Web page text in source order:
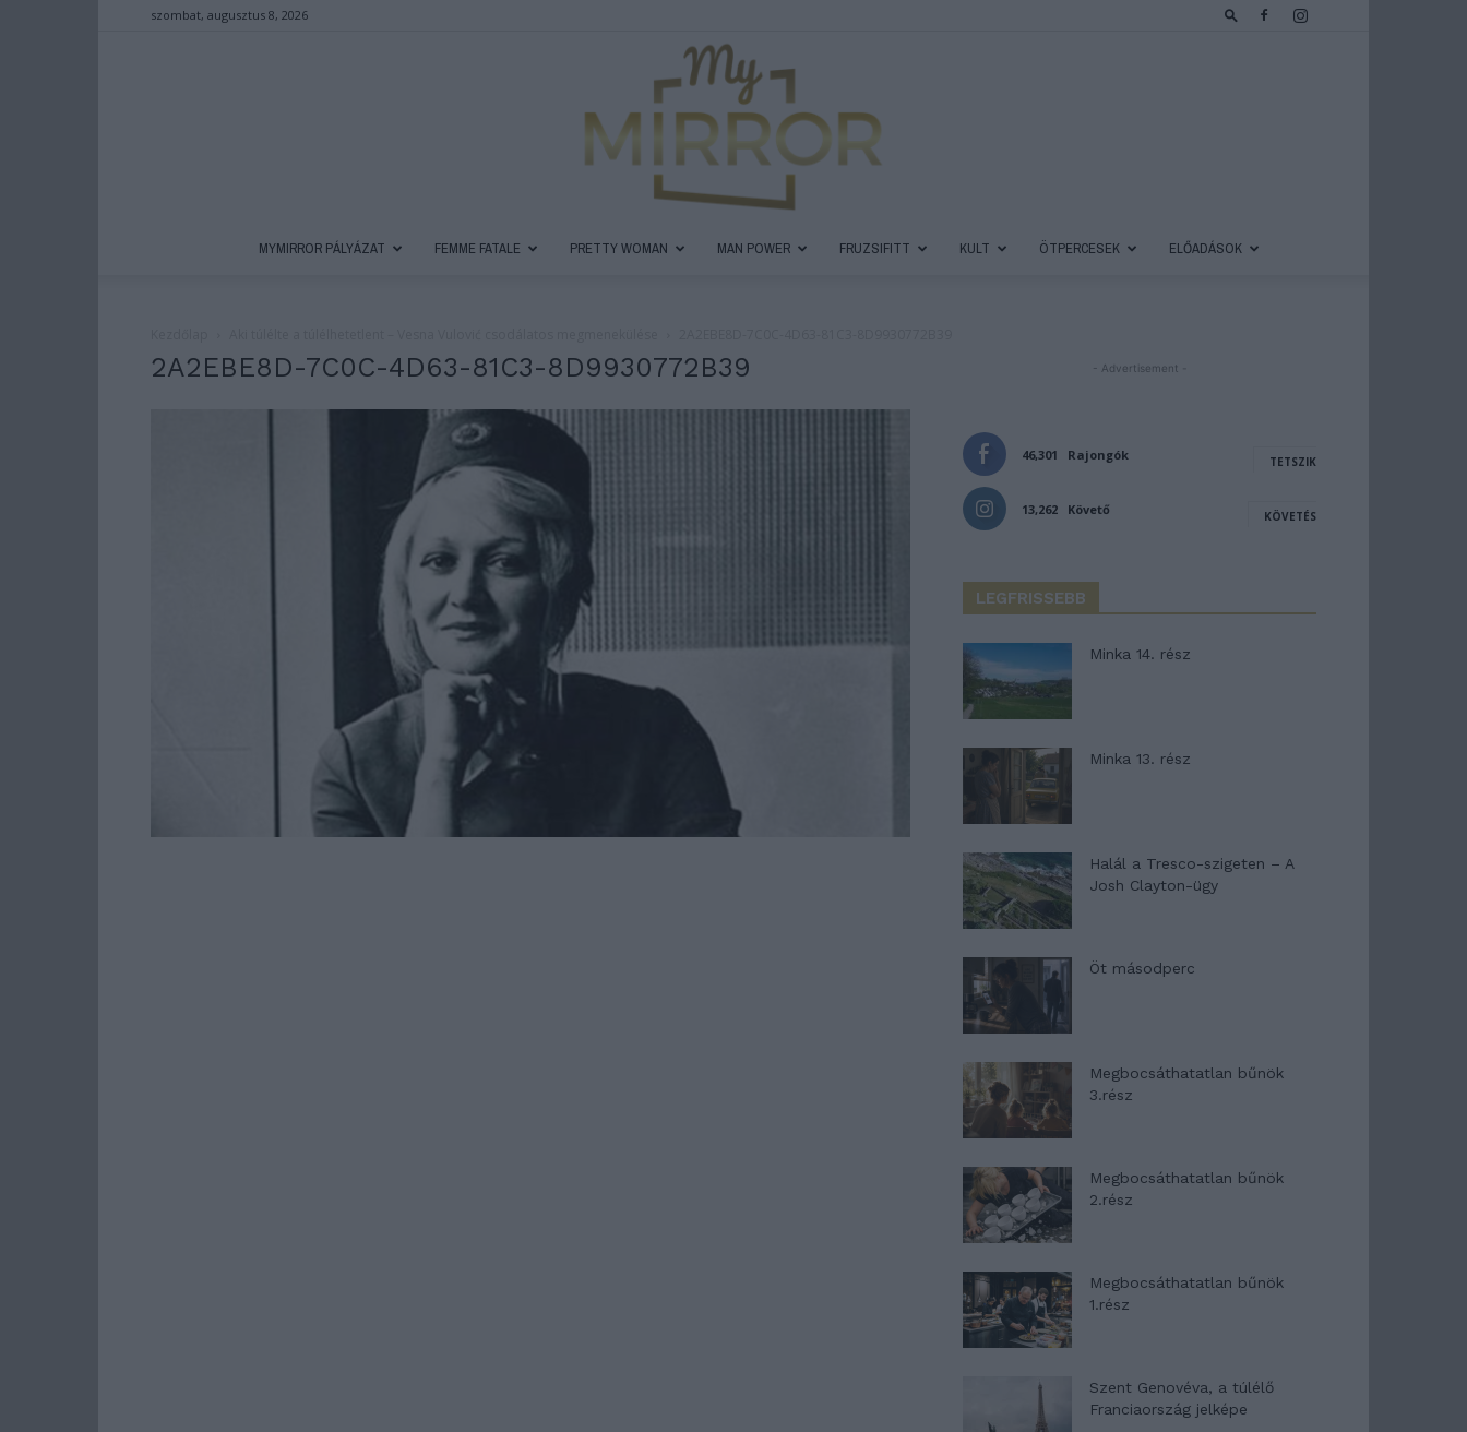
szombat, augusztus 8, 2026
MYMIRROR PÁLYÁZAT FEMME FATALE PRETTY WOMAN MAN POWER FRUZSIFITT KULT ÖTPERCESEK ELŐADÁSOK
2A2EBE8D-7C0C-4D63-81C3-8D9930772B39 - Advertisement -
46,301 Rajongók TETSZIK
13,262 Követő KÖVETÉS
LEGFRISSEBB
Minka 14. rész
Minka 13. rész
Halál a Tresco-szigeten – A
Josh Clayton-ügy
Öt másodperc
Megbocsáthatatlan bűnök
3.rész
Megbocsáthatatlan bűnök
2.rész
Megbocsáthatatlan bűnök
1.rész
Szent Genovéva, a túlélő
Franciaország jelképe